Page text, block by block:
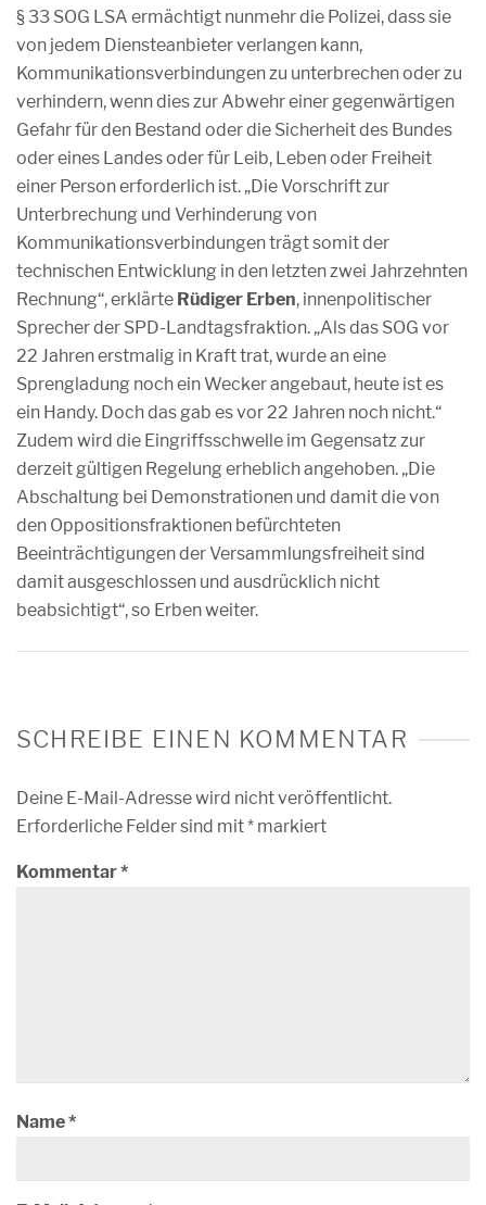
§ 33 SOG LSA ermächtigt nunmehr die Polizei, dass sie
von jedem Diensteanbieter verlangen kann,
Kommunikationsverbindungen zu unterbrechen oder zu
verhindern, wenn dies zur Abwehr einer gegenwärtigen
Gefahr für den Bestand oder die Sicherheit des Bundes
oder eines Landes oder für Leib, Leben oder Freiheit
einer Person erforderlich ist. „Die Vorschrift zur
Unterbrechung und Verhinderung von
Kommunikationsverbindungen trägt somit der
technischen Entwicklung in den letzten zwei Jahrzehnten
Rechnung“, erklärte Rüdiger Erben, innenpolitischer
Sprecher der SPD-Landtagsfraktion. „Als das SOG vor
22 Jahren erstmalig in Kraft trat, wurde an eine
Sprengladung noch ein Wecker angebaut, heute ist es
ein Handy. Doch das gab es vor 22 Jahren noch nicht.“
Zudem wird die Eingriffsschwelle im Gegensatz zur
derzeit gültigen Regelung erheblich angehoben. „Die
Abschaltung bei Demonstrationen und damit die von
den Oppositionsfraktionen befürchteten
Beeinträchtigungen der Versammlungsfreiheit sind
damit ausgeschlossen und ausdrücklich nicht
beabsichtigt“, so Erben weiter.
SCHREIBE EINEN KOMMENTAR
Deine E-Mail-Adresse wird nicht veröffentlicht.
Erforderliche Felder sind mit* markiert
Kommentar*
Name*